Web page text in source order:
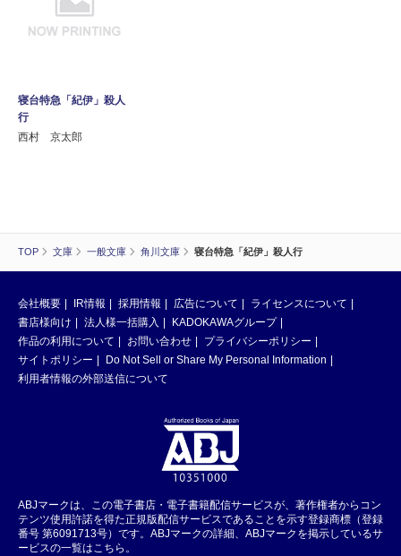
TOP 文庫 一般文庫 角川文庫 寝台特急「紀伊」殺人行
寝台特急「紀伊」殺人
行
西村 京太郎
会社概要 IR情報 採用情報 広告について
ライセンスについて
書店様向け
法人様一括購入
KADOKAWAグループ
作品の利用について
お問い合わせ
プライバシーポリシー
サイトポリシー
Do Not Sell or Share My Personal Information
利用者情報の外部送信について
ABJマークは、この電子書店・電子書籍配信サービスが、著作権者からコン
テンツ使用許諾を得た正規版配信サービスであることを示す登録商標（登録
番号 第6091713号）です。ABJマークの詳細、ABJマークを掲示しているサ
ービスの一覧はこちら。